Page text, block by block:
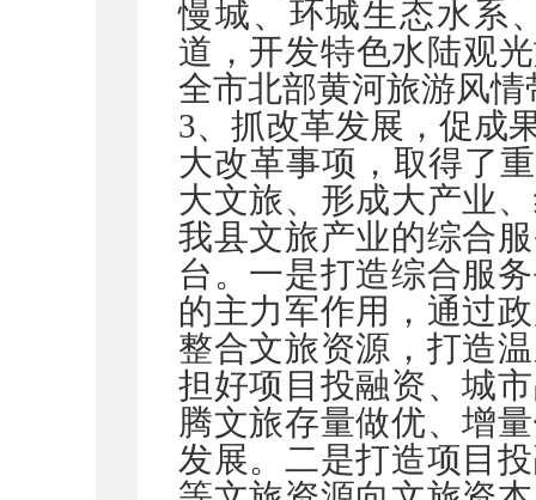
慢城、环城生态水系
道，开发特色水陆观
全市北部黄河旅游风情
3、抓改革发展，促成
大改革事项，取得了
大文旅、形成大产业
我县文旅产业的综合
台。一是打造综合服
的主力军作用，通过
整合文旅资源，打造
担好项目投融资、城
腾文旅存量做优、增
发展。二是打造项目